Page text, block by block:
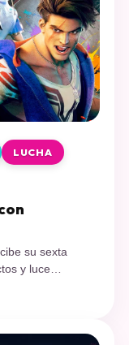
LUCHA
su sexta
y luce
93 en Metacritic